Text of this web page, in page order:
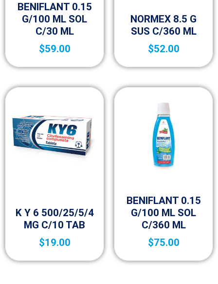
BENIFLANT 0.15
G/100 ML SOL
C/30 ML
$59.00
NORMEX 8.5 G
SUS C/360 ML
$52.00
K Y 6 500/25/5/4
MG C/10 TAB
$19.00
BENIFLANT 0.15
G/100 ML SOL
C/360 ML
$75.00